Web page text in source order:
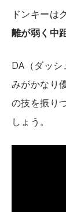
ドンキーは
離が弱く中
DA（ダッシ
みがかなり
の技を振り
しょう。